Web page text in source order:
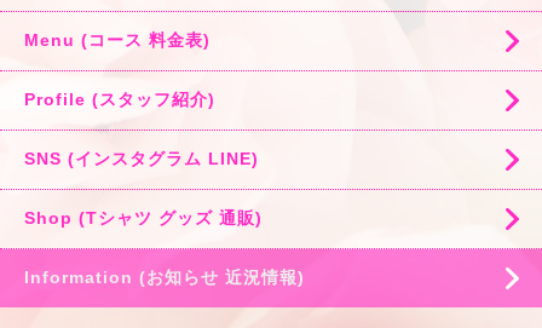
Menu (コース 料金表)
Profile (スタッフ紹介)
SNS (インスタグラム LINE)
Shop (Tシャツ グッズ 通販)
Information (お知らせ 近況情報)